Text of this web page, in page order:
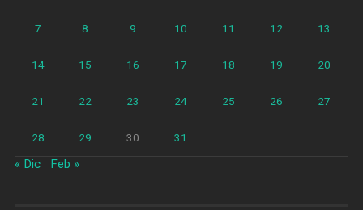
7 8 9 10 11 12 13
14 15 16 17 18 19 20
21 22 23 24 25 26 27
28 29 30 31
« Dic Feb »